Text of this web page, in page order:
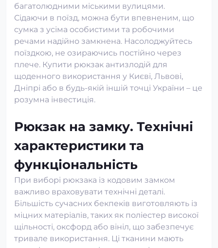
багатолюдними міськими вулицями.
Сідаючи в поїзд, можна бути впевненим, що
сумка з усіма особистими та робочими
речами надійно замкнена. Насолоджуйтесь
поїздкою, не озираючись постійно через
плече. Купити рюкзак антизлодій для
щоденного використання у Києві, Львові,
Дніпрі або в будь-якій іншій точці України – це
розумна інвестиція.
Рюкзак на замку. Технічні
характеристики та
функціональність
При виборі рюкзака із кодовим замком
важливо враховувати технічні деталі.
Більшість сучасних бекпеків виготовляють із
міцних матеріалів, таких як поліестер високої
щільності, оксфорд або вініл, що забезпечує
тривале використання. Ці тканини мають